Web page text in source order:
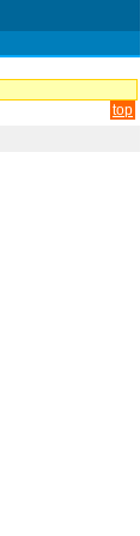
top